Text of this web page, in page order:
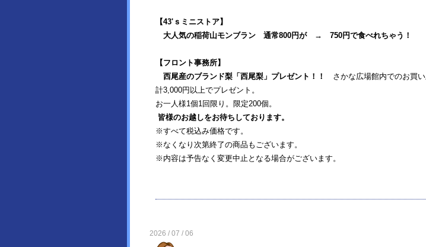
【43'ｓミニストア】
大人気の稲荷山モンブラン 通常800円が → 750円で食べれちゃう！
【フロント事務所】
西尾産のブランド梨「西尾梨」プレゼント！！ さかな広場館内でのお買
計3,000円以上でプレゼント。
お一人様1個1回限り。限定200個。
皆様のお越しをお待ちしております。
※すべて税込み価格です。
※なくなり次第終了の商品もございます。
※内容は予告なく変更中止となる場合がございます。
2026 / 07 / 06